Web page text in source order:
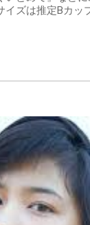
イズは推定Bカッ